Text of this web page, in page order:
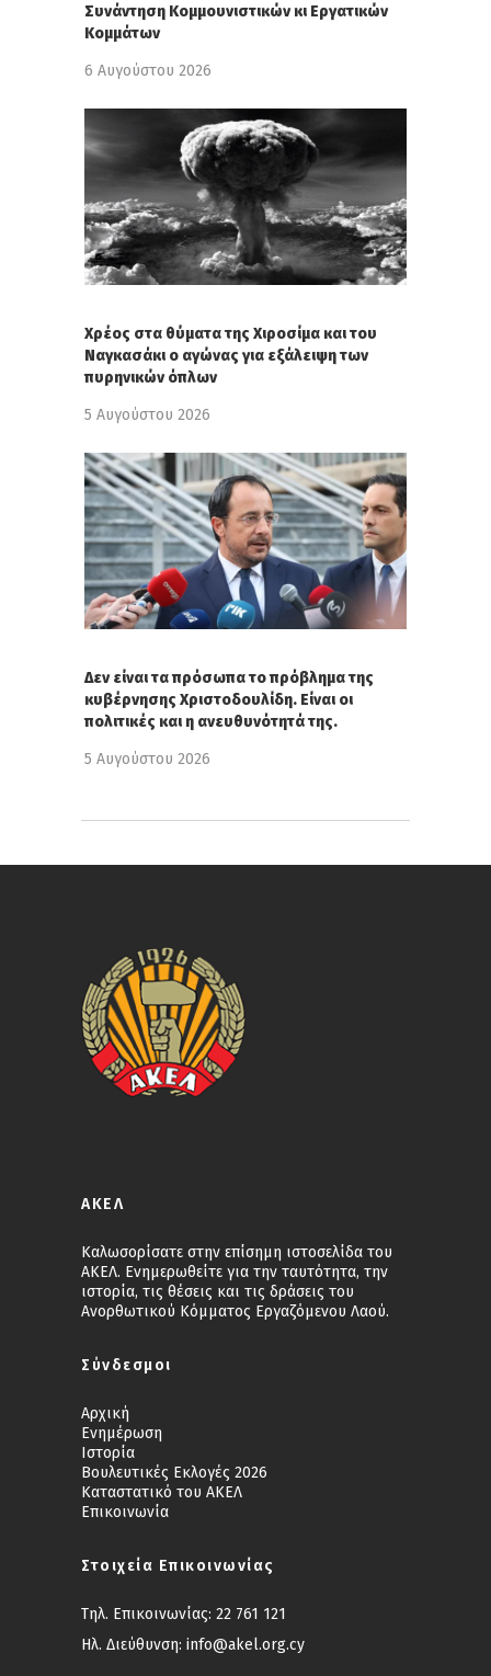
Συνάντηση Κομμουνιστικών κι Εργατικών
Κομμάτων
6 Αυγούστου 2026
Χρέος στα θύματα της Χιροσίμα και του
Ναγκασάκι ο αγώνας για εξάλειψη των
πυρηνικών όπλων
5 Αυγούστου 2026
Δεν είναι τα πρόσωπα το πρόβλημα της
κυβέρνησης Χριστοδουλίδη. Είναι οι
πολιτικές και η ανευθυνότητά της.
5 Αυγούστου 2026
ΑΚΕΛ
Καλωσορίσατε στην επίσημη ιστοσελίδα του
ΑΚΕΛ. Ενημερωθείτε για την ταυτότητα, την
ιστορία, τις θέσεις και τις δράσεις του
Ανορθωτικού Κόμματος Εργαζόμενου Λαού.
Σύνδεσμοι
Αρχική
Ενημέρωση
Ιστορία
Βουλευτικές Εκλογές 2026
Καταστατικό του ΑΚΕΛ
Επικοινωνία
Στοιχεία Επικοινωνίας
Τηλ. Επικοινωνίας: 22 761 121
Ηλ. Διεύθυνση: info@akel.org.cy